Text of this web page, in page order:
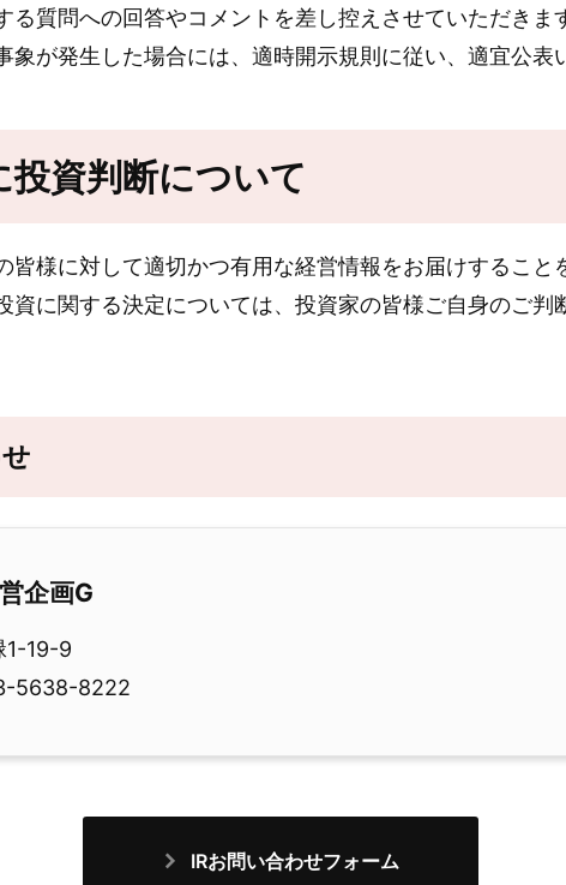
る質問への回答やコメントを差し控えさせていただきま
が発生した場合には、適時開示規則に従い、適宜公表
資判断について
様に対して適切かつ有用な経営情報をお届けすること
資に関する決定については、投資家の皆様ご自身のご判
企画G
19-9
5638-8222
IRお問い合わせフォーム